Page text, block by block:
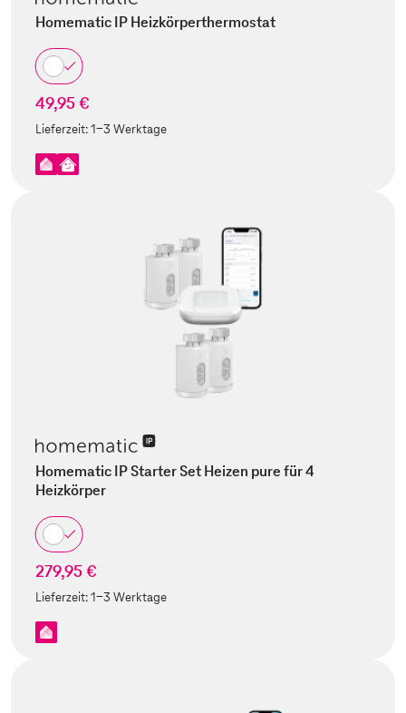
Homematic IP Heizkörperthermostat
49,95 €
Lieferzeit:1-3 Werktage
Homematic IP Starter Set Heizen pure für 4
Heizkörper
279,95 €
Lieferzeit:1-3 Werktage